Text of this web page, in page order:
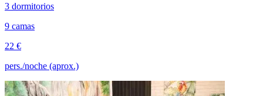
3 dormitorios
9 camas
22 €
pers./noche (aprox.)